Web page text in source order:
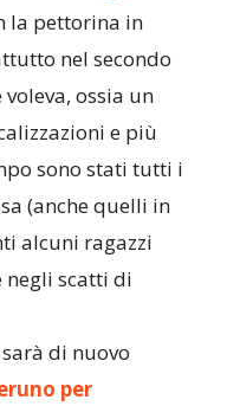
la pettorina in
nel secondo
ossia un
e più
sono stati tutti i
(anche quelli in
alcuni ragazzi
negli scatti di
di nuovo
per